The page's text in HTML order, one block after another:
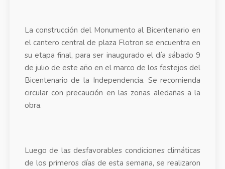
La construcción del Monumento al Bicentenario en
el cantero central de plaza Flotron se encuentra en
su etapa final, para ser inaugurado el día sábado 9
de julio de este año en el marco de los festejos del
Bicentenario de la Independencia. Se recomienda
circular con precaución en las zonas aledañas a la
obra.
Luego de las desfavorables condiciones climáticas
de los primeros días de esta semana, se realizaron